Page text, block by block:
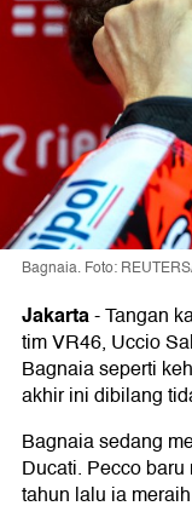
Bagnaia. Foto:
Jakarta-Tangan
tim VR46, Uccio
Bagnaia seperti
akhir ini dibilang
Bagnaia sedang
Ducati. Pecco
tahun lalu ia